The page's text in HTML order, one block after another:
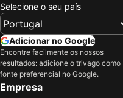
Selecione o seu país
Adicionar no Google
Encontre facilmente os nossos
resultados: adicione o trivago como
fonte preferencial no Google.
Empresa